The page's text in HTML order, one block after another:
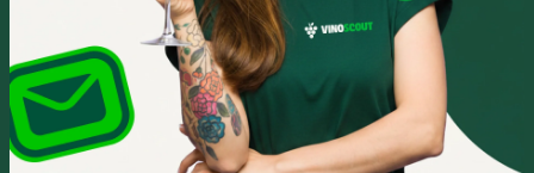
Sa. 10:00 - 16:00 Uhr
Anfahrtsbeschreibung